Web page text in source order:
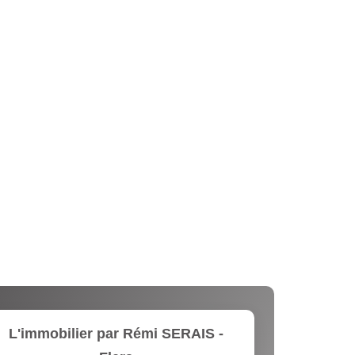
L'immobilier par Rémi SERAIS -